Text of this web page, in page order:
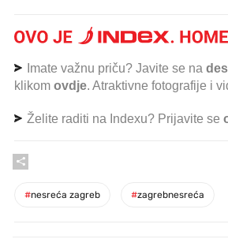
Imate važnu priču? Javite se na
klikom ovdje. Atraktivne fotografije i
Želite raditi na Indexu? Prijavite se
#nesreća zagreb #zagrebnesreća